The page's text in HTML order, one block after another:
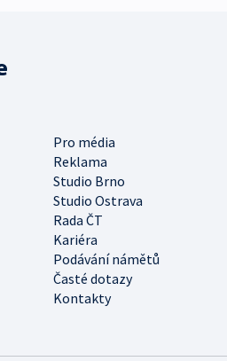
Pro média
Reklama
Studio Brno
Studio Ostrava
Rada ČT
Kariéra
Podávání námětů
Časté dotazy
Kontakty